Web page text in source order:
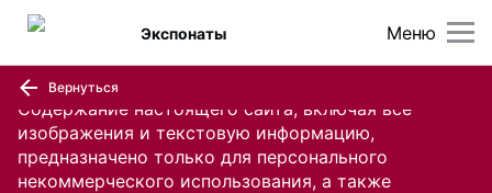
Содержание настоящего сайта, включая все
изображения и текстовую информацию,
предназначено только для персонального
некоммерческого использования, а также
Меню
Экспонаты
Вернуться